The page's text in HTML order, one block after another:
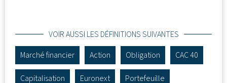
VOIR AUSSI LES DÉFINITIONS SUIVANTES
Marché financier
Action Obligation CAC 40
Capitalisation Euronext Portefeuille